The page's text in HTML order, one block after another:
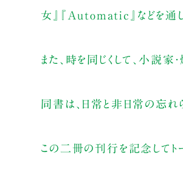
女』『Automatic』などを通
また、時を同じくして、小説家
同書は、日常と非日常の忘れ
この二冊の刊行を記念してト